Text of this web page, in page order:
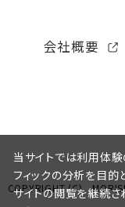
会社概要
COPYRIGHT (C)
当サイトでは利用体
フィックの分析を目的
サイトの閲覧を継続